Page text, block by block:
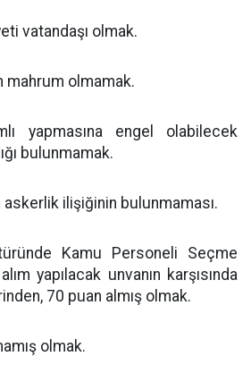
vatandaşı olmak.
mahrum olmamak.
yapmasına engel olabilecek
bulunmamak.
ilişiğinin bulunmaması.
Kamu Personeli Seçme
yapılacak unvanın karşısında
70 puan almış olmak.
olmak.